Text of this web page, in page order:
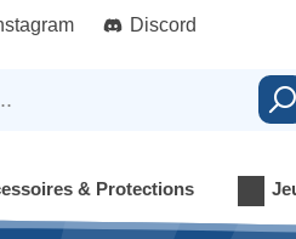
Discord
& Protections